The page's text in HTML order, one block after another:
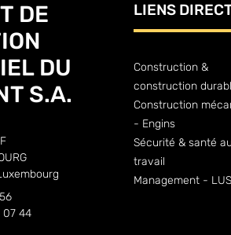
DE
DU
S.A.
07 44
LIENS
Construction &
construction
Construction
- Engins
Sécurité & santé au
travail
Management -